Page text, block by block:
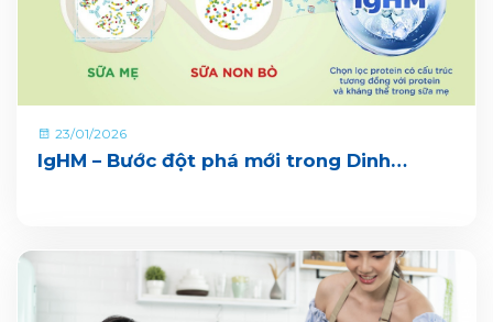
23/01/2026
IgHM – Bước đột phá mới trong Dinh